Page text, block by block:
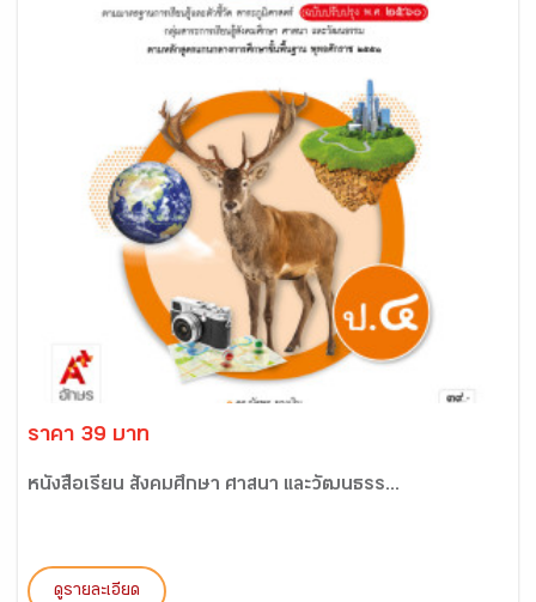
ราคา 39 บาท
หนังสือเรียน สังคมศึกษา ศาสนา และวัฒนธรร...
ดูรายละเอียด